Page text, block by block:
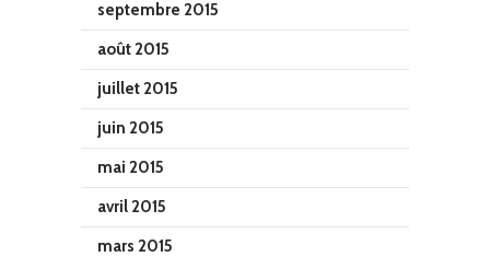
septembre 2015
août 2015
juillet 2015
juin 2015
mai 2015
avril 2015
mars 2015